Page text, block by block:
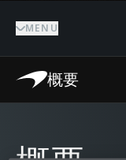
MENU
概要